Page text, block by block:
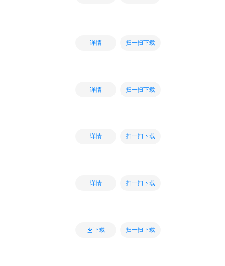
详情 扫一扫下载
详情 扫一扫下载
详情 扫一扫下载
详情 扫一扫下载
下载 扫一扫下载